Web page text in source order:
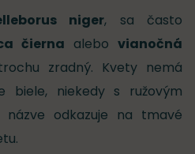
niger, sa často
čierna alebo vianočná
zradný. Kvety nemá
biele, niekedy s ružovým
názve odkazuje na tmavé